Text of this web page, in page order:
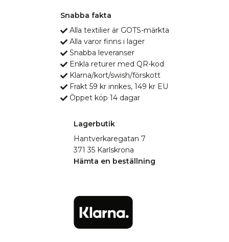
Snabba fakta
Alla textilier är GOTS-märkta
Alla varor finns i lager
Snabba leveranser
Enkla returer med QR-kod
Klarna/kort/swish/förskott
Frakt 59 kr inrikes, 149 kr EU
Öppet köp 14 dagar
Lagerbutik
Hantverkaregatan 7
371 35 Karlskrona
Hämta en beställning